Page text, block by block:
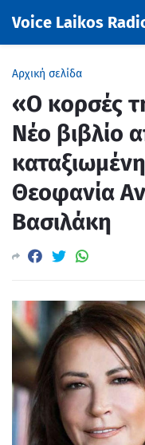
Voice Laikos
Αρχική σελίδα
«Ο κορσές
Νέο βιβλίο
Θεοφανία
Βασιλάκη